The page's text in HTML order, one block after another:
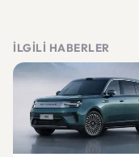
İLGILI HABERLER